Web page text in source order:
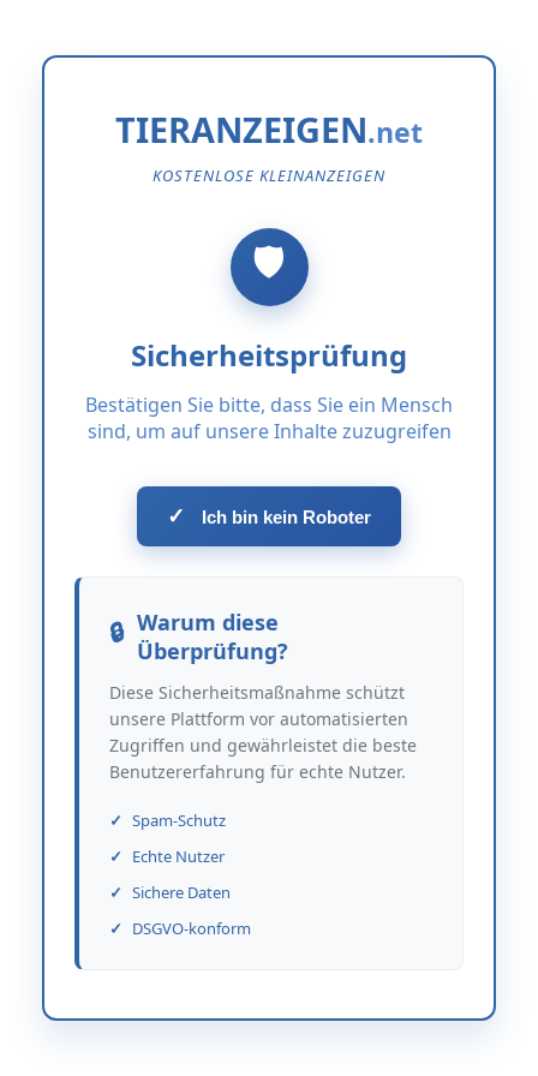
TIERANZEIGEN
KOSTENLOSE KLEINANZEIGEN
Sicherheitsprüfung
Bestätigen Sie bitte, dass Sie ein Mensch
sind, um auf unsere Inhalte zuzugreifen
✓ Ich bin kein Roboter
Warum diese
Überprüfung?
Diese Sicherheitsmaßnahme schützt
unsere Plattform vor automatisierten
Zugriffen und gewährleistet die beste
Benutzererfahrung für echte Nutzer.
Spam-Schutz
Echte Nutzer
Sichere Daten
DSGVO-konform